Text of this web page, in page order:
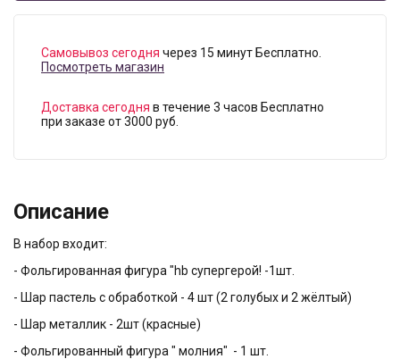
Самовывоз сегодня через 15 минут Бесплатно.
Посмотреть магазин
Доставка сегодня в течение 3 часов Бесплатно
при заказе от 3000 руб.
Описание
В набор входит:
- Фольгированная фигура "hb супергерой! -1шт.
- Шар пастель с обработкой - 4 шт (2 голубых и 2 жёлтый)
- Шар металлик - 2шт (красные)
- Фольгированный фигура " молния" - 1 шт.